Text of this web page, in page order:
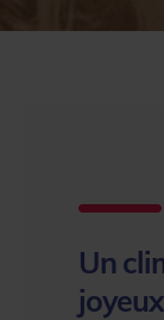
Un
joyeux